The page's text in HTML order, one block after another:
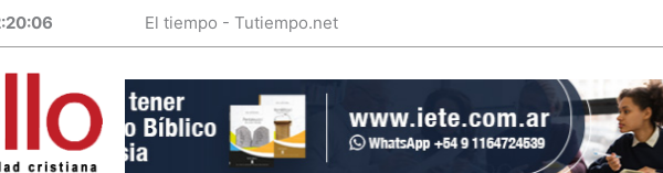
El tiempo - Tutiempo.net